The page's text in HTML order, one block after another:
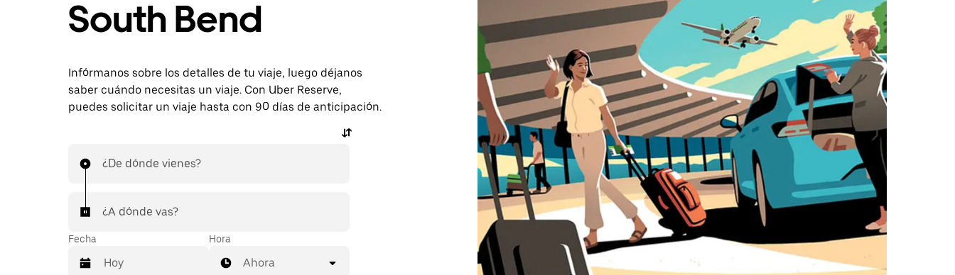
South Bend
Infórmanos sobre los detalles de tu viaje, luego déjanos
saber cuándo necesitas un viaje. Con Uber Reserve,
puedes solicitar un viaje hasta con 90 días de anticipación.
¿De dónde vienes?
¿A dónde vas?
Fecha Hora
Ahora